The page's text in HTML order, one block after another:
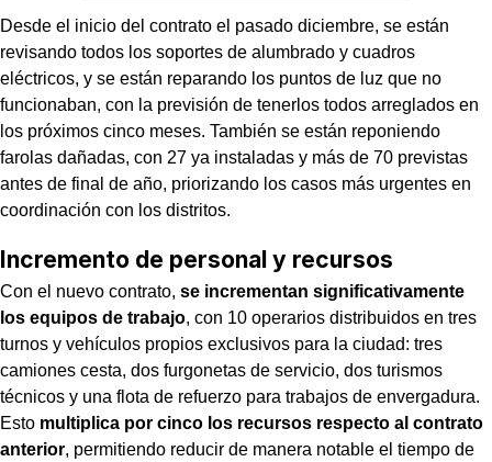
Desde el inicio del contrato el pasado diciembre, se están
revisando todos los soportes de alumbrado y cuadros
eléctricos, y se están reparando los puntos de luz que no
funcionaban, con la previsión de tenerlos todos arreglados en
los próximos cinco meses. También se están reponiendo
farolas dañadas, con 27 ya instaladas y más de 70 previstas
antes de final de año, priorizando los casos más urgentes en
coordinación con los distritos.
Incremento de personal y recursos
Con el nuevo contrato, se incrementan significativamente
los equipos de trabajo, con 10 operarios distribuidos en tres
turnos y vehículos propios exclusivos para la ciudad: tres
camiones cesta, dos furgonetas de servicio, dos turismos
técnicos y una flota de refuerzo para trabajos de envergadura.
Esto multiplica por cinco los recursos respecto al contrato
anterior, permitiendo reducir de manera notable el tiempo de